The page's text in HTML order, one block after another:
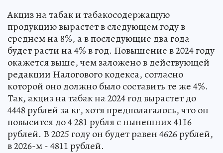
Акциз на табак и табакосодержащую
продукцию вырастет в следующем году в
среднем на 8%, а в последующие два года
будет расти на 4% в год. Повышение в 2024 году
окажется выше, чем заложено в действующей
редакции Налогового кодекса, согласно
которой оно должно было составить те же 4%.
Так, акциз на табак на 2024 год вырастет до
4448 рублей за кг, хотя предполагалось, что он
повысится до 4 281 рубля с нынешних 4116
рублей. В 2025 году он будет равен 4626 рублей,
в 2026-м - 4811 рублей.